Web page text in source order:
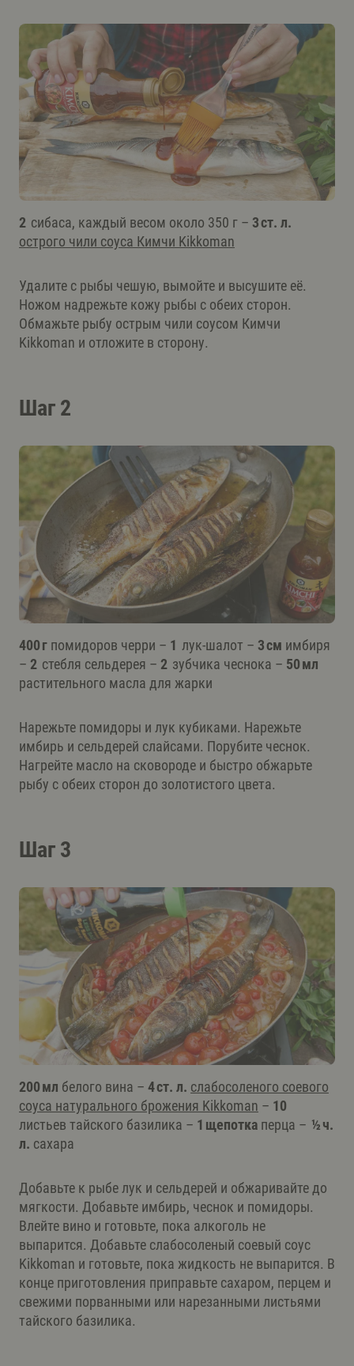
2 сибаса, каждый весом около 350 г – 3 ст. л.
острого чили соуса Кимчи Kikkoman
Удалите с рыбы чешую, вымойте и высушите её.
Ножом надрежьте кожу рыбы с обеих сторон.
Обмажьте рыбу острым чили соусом Кимчи
Kikkoman и отложите в сторону.
Шаг 2
400 г помидоров черри – 1 лук-шалот – 3 см имбиря
– 2 стебля сельдерея – 2 зубчика чеснока – 50 мл
растительного масла для жарки
Нарежьте помидоры и лук кубиками. Нарежьте
имбирь и сельдерей слайсами. Порубите чеснок.
Нагрейте масло на сковороде и быстро обжарьте
рыбу с обеих сторон до золотистого цвета.
Шаг 3
200 мл белого вина – 4 ст. л. слабосоленого соевого
соуса натурального брожения Kikkoman – 10
листьев тайского базилика – 1 щепотка перца – ½ ч.
л. сахара
Добавьте к рыбе лук и сельдерей и обжаривайте до
мягкости. Добавьте имбирь, чеснок и помидоры.
Влейте вино и готовьте, пока алкоголь не
выпарится. Добавьте слабосоленый соевый соус
Kikkoman и готовьте, пока жидкость не выпарится. В
конце приготовления приправьте сахаром, перцем и
свежими порванными или нарезанными листьями
тайского базилика.